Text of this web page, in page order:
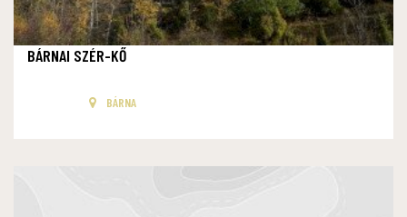
BÁRNAI SZÉR-KŐ
BÁRNA